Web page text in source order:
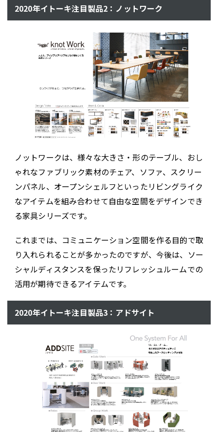
2020年イトーキ注目製品2：ノットワーク
ノットワークは、様々な大きさ・形のテーブル、おし
ゃれなファブリック素材のチェア、ソファ、スクリー
ンパネル、オープンシェルフといったリビングライク
なアイテムを組み合わせて自由な空間をデザインでき
る家具シリーズです。
これまでは、コミュニケーション空間を作る目的で取
り入れられることが多かったのですが、今後は、ソー
シャルディスタンスを保ったリフレッシュルームでの
活用が期待できるアイテムです。
2020年イトーキ注目製品3：アドサイト